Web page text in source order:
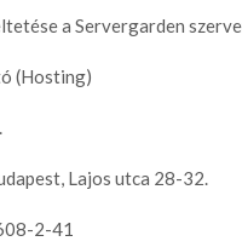
a Servergarden
(Hosting)
Lajos utca 28-32.
2-41